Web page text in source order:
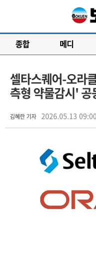
종합 메디
셀타스퀘어-오라
측형 약물감시'
김혜란 기자 2026.05.13